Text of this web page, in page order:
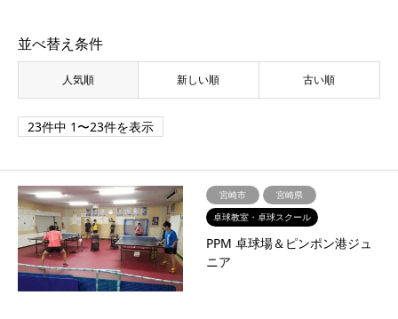
並べ替え条件
人気順 新しい順 古い順
23件中 1〜23件を表示
宮崎市
宮崎県
卓球教室・卓球スクール
PPM 卓球場＆ピンポン港ジュ
ニア